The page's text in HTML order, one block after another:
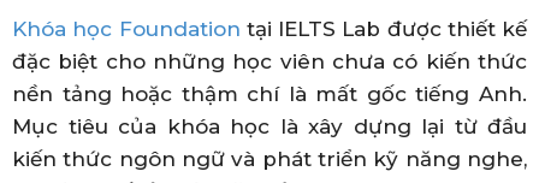
Khóa học Foundation tại IELTS Lab được thiết kế
đặc biệt cho những học viên chưa có kiến thức
nền tảng hoặc thậm chí là mất gốc tiếng Anh.
Mục tiêu của khóa học là xây dựng lại từ đầu
kiến thức ngôn ngữ và phát triển kỹ năng nghe,